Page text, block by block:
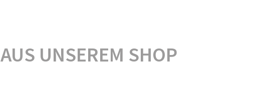
AUS UNSEREM SHOP